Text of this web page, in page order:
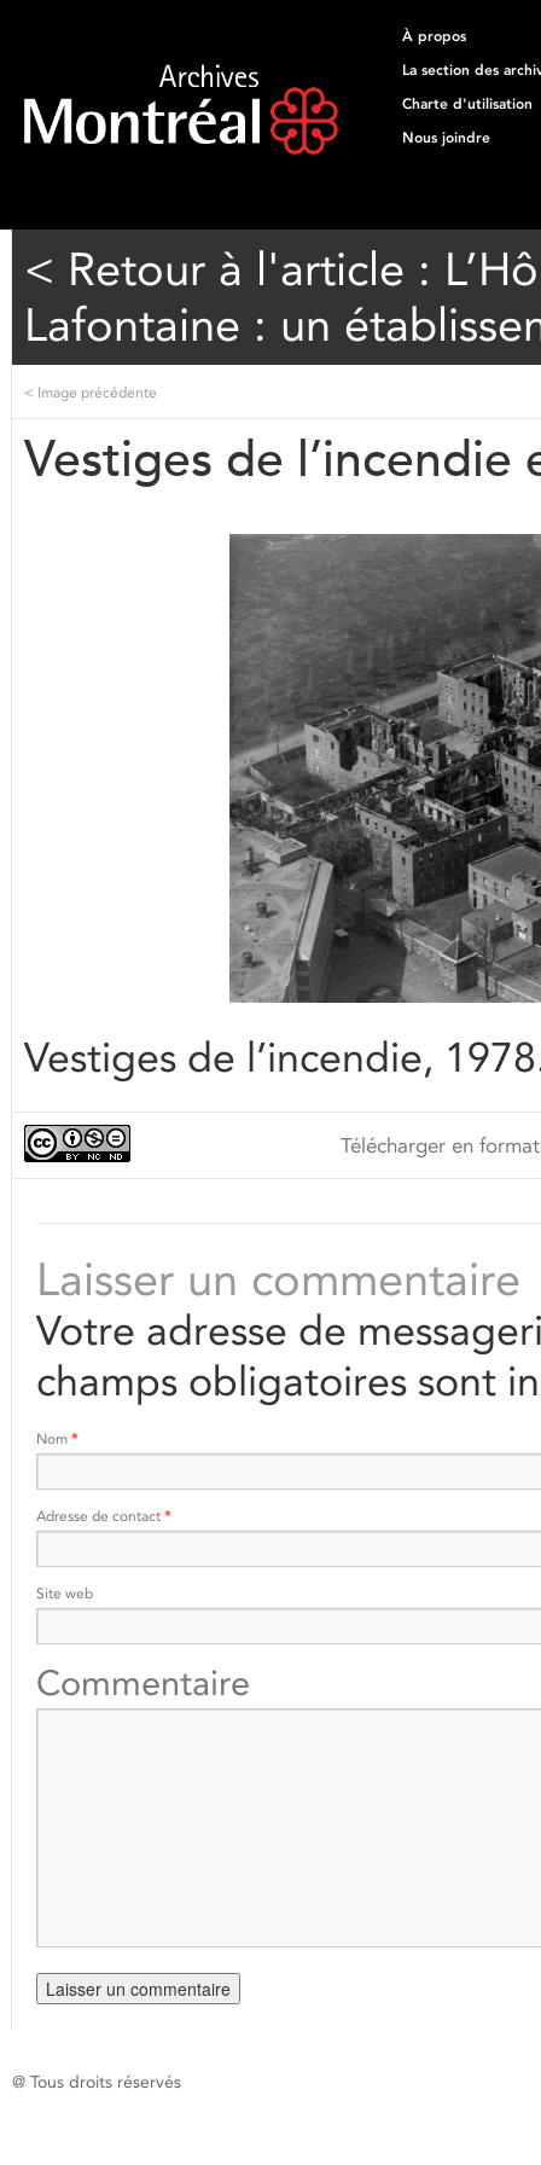
À propos
La section des
Charte d'utilisation
Nous joindre
< Retour à l'article :
Lafontaine : un
< Image précédente
Vestiges de l’incendie
Vestiges de l’incendie,
Télécharger en
Laisser un commentaire
Votre adresse de
champs obligatoires sont
Nom *
Adresse de contact *
Site web
Commentaire
@ Tous droits réservés